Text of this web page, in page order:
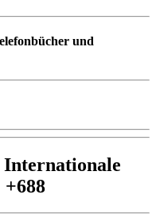
und